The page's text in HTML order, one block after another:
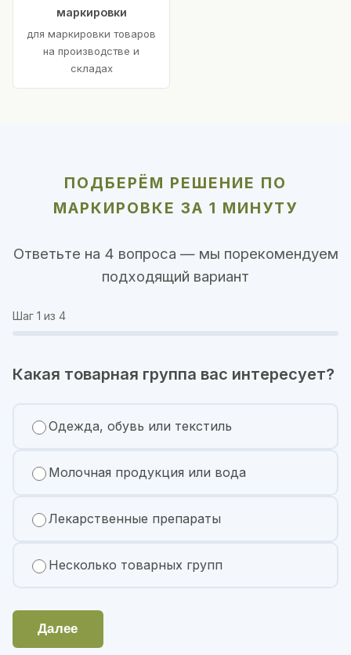
маркировки
для маркировки товаров
на производстве и
складах
ПОДБЕРЁМ РЕШЕНИЕ ПО
МАРКИРОВКЕ ЗА 1 МИНУТУ
Ответьте на 4 вопроса — мы порекомендуем
подходящий вариант
Шаг 1 из 4
Какая товарная группа вас интересует?
Одежда, обувь или текстиль
Молочная продукция или вода
Лекарственные препараты
Несколько товарных групп
Далее